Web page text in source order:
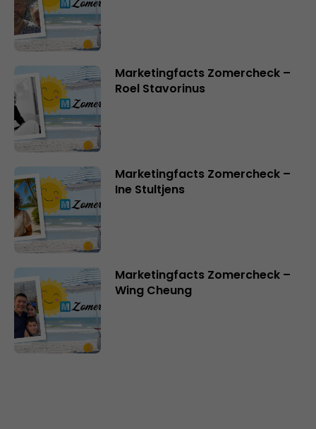
Marketingfacts Zomercheck –
Roel Stavorinus
Marketingfacts Zomercheck –
Ine Stultjens
Marketingfacts Zomercheck –
Wing Cheung